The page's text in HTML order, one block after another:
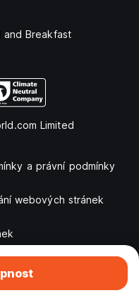
and Breakfast
Limited
a právní podmínky
webových stránek